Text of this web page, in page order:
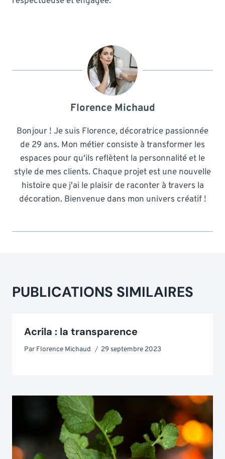
Florence Michaud
Bonjour ! Je suis Florence, décoratrice passionnée
de 29 ans. Mon métier consiste à transformer les
espaces pour qu'ils reflètent la personnalité et le
style de mes clients. Chaque projet est une nouvelle
histoire que j'ai le plaisir de raconter à travers la
décoration. Bienvenue dans mon univers créatif !
PUBLICATIONS SIMILAIRES
Acrila : la transparence
Par Florence Michaud 29 septembre 2023